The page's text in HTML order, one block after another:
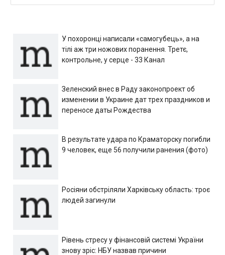
У похоронці написали «самогубець», а на
тілі аж три ножових поранення. Третє,
контрольне, у серце - 33 Канал
Зеленский внес в Раду законопроект об
изменении в Украине дат трех праздников и
переносе даты Рождества
В результате удара по Краматорску погибли
9 человек, еще 56 получили ранения (фото)
Росіяни обстріляли Харківську область: троє
людей загинули
Рівень стресу у фінансовій системі України
знову зріс: НБУ назвав причини